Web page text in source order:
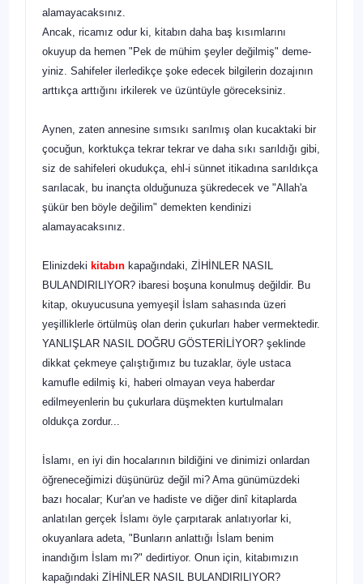
alamayacaksınız.
Ancak, ricamız odur ki, kitabın daha baş kısımlarını
okuyup da hemen "Pek de mühim şeyler değilmiş" deme­
yiniz. Sahifeler ilerledikçe şoke edecek bilgilerin dozajının
arttıkça arttığını irkilerek ve üzüntüyle göreceksiniz.
Aynen, zaten annesine sımsıkı sarılmış olan kucaktaki bir
çocuğun, korktukça tekrar tekrar ve daha sıkı sarıldığı gibi,
siz de sahifeleri okudukça, ehl-i sünnet itikadına sarıl­dıkça
sarılacak, bu inançta olduğunuza şükredecek ve "Allah'a
şükür ben böyle değilim" demekten kendinizi
alamayacaksınız.
Elinizdeki kitabın kapağındaki, ZİHİNLER NASIL
BULANDIRILIYOR? ibaresi boşuna konulmuş değildir. Bu
ki­tap, okuyucusuna yemyeşil İslam sahasında üzeri
yeşillik­lerle örtülmüş olan derin çukurları haber vermektedir.
YANLIŞLAR NASIL DOĞRU GÖSTERİLİYOR? şeklinde
dikkat çekmeye çalıştığımız bu tuzaklar, öyle ustaca
kamufle edilmiş ki, haberi olmayan veya haberdar
edilmeyenlerin bu çukurlara düşmekten kurtulmaları
oldukça zordur...
İslamı, en iyi din hocalarının bildiğini ve dinimizi onlardan
öğreneceğimizi düşünürüz değil mi? Ama günü­müzdeki
bazı hocalar; Kur'an ve hadiste ve diğer dinî kitaplarda
anlatılan gerçek İslamı öyle çarpıtarak anlatıyorlar ki,
okuyanlara adeta, "Bunların anlattığı İslam benim
inandığım İslam mı?" dedirtiyor. Onun için, kitabımızın
kapağındaki ZİHİNLER NASIL BULANDIRILIYOR?